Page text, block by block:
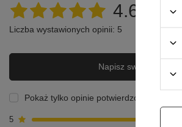
4.60
Liczba wystawionych opinii: 5
Napisz swoją opinię
Pokaż tylko opinie potwierdzone zakupem
5